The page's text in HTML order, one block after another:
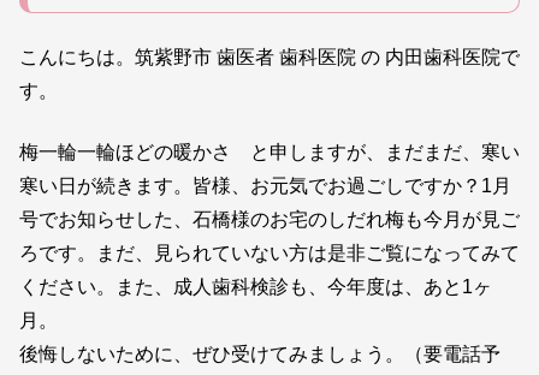
こんにちは。筑紫野市 歯医者 歯科医院 の 内田歯科医院で
す。
梅一輪一輪ほどの暖かさ と申しますが、まだまだ、寒い
寒い日が続きます。皆様、お元気でお過ごしですか？1月
号でお知らせした、石橋様のお宅のしだれ梅も今月が見ご
ろです。まだ、見られていない方は是非ご覧になってみて
ください。また、成人歯科検診も、今年度は、あと1ヶ
月。
後悔しないために、ぜひ受けてみましょう。（要電話予